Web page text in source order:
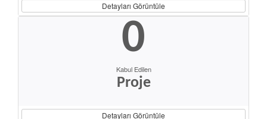
Detayları Görüntüle
0
Kabul Edilen
Proje
Detayları Görüntüle